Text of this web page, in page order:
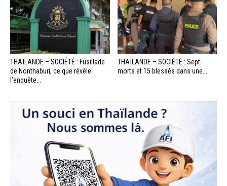
THAÏLANDE – SOCIÉTÉ : Fusillade
de Nonthaburi, ce que révèle
l’enquête...
THAÏLANDE – SOCIÉTÉ : Sept
morts et 15 blessés dans une...